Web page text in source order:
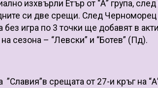
изхвърли Етър от “А” група, след
си две срещи. След
игра по 3 точки ще добавят в
сезона – “Левски” и “Ботев” (Пд).
”Славия”в срещата от 27-и кръг на